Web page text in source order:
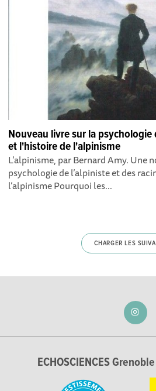
Nouveau livre sur la
et l'histoire de l'alpinisme
L’alpinisme, par Bernard Amy. Une
psychologie de l’alpiniste et des
l’alpinisme Pourquoi les...
CHARGER LES
ECHOSCIENCES